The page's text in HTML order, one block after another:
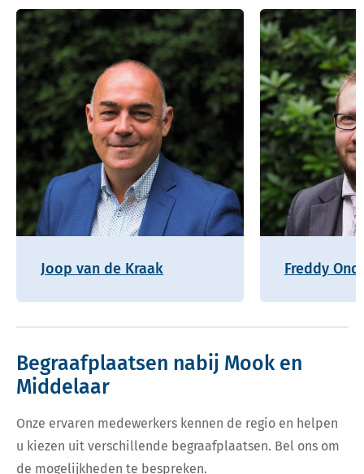
Joop van de Kraak Freddy
Begraafplaatsen nabij Mook en
Middelaar
Onze ervaren medewerkers kennen de regio en helpen
u kiezen uit verschillende begraafplaatsen. Bel ons om
de mogelijkheden te bespreken.